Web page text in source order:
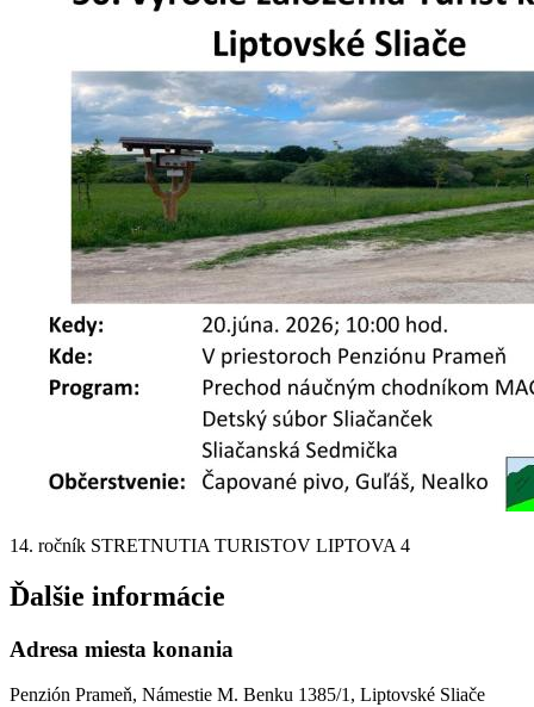
14. ročník STRETNUTIA TURISTOV LIPTOVA 4
Ďalšie informácie
Adresa miesta konania
Penzión Prameň, Námestie M. Benku 1385/1, Liptovské Sliače